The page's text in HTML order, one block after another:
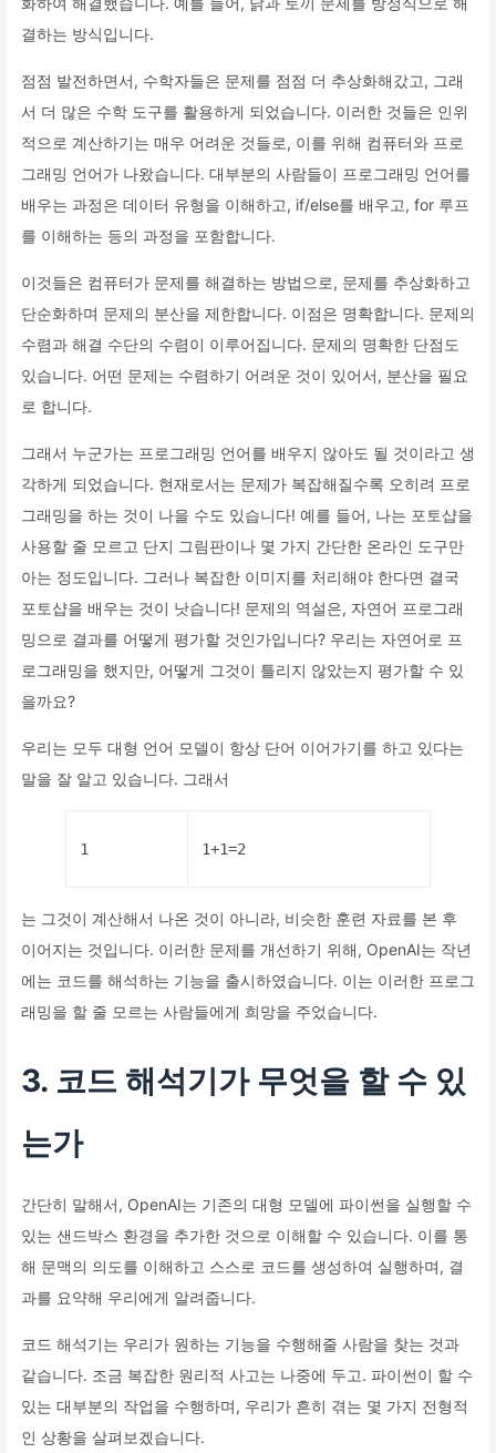
결하는 방식입니다.
점점 발전하면서, 수학자들은 문제를 점점 더 추상화해갔고, 그래
서 더 많은 수학 도구를 활용하게 되었습니다. 이러한 것들은 인위
적으로 계산하기는 매우 어려운 것들로, 이를 위해 컴퓨터와 프로
그래밍 언어가 나왔습니다. 대부분의 사람들이 프로그래밍 언어를
배우는 과정은 데이터 유형을 이해하고, if/else를 배우고, for 루프
를 이해하는 등의 과정을 포함합니다.
이것들은 컴퓨터가 문제를 해결하는 방법으로, 문제를 추상화하고
단순화하며 문제의 분산을 제한합니다. 이점은 명확합니다. 문제의
수렴과 해결 수단의 수렴이 이루어집니다. 문제의 명확한 단점도
있습니다. 어떤 문제는 수렴하기 어려운 것이 있어서, 분산을 필요
로 합니다.
그래서 누군가는 프로그래밍 언어를 배우지 않아도 될 것이라고 생
각하게 되었습니다. 현재로서는 문제가 복잡해질수록 오히려 프로
그래밍을 하는 것이 나을 수도 있습니다! 예를 들어, 나는 포토샵을
사용할 줄 모르고 단지 그림판이나 몇 가지 간단한 온라인 도구만
아는 정도입니다. 그러나 복잡한 이미지를 처리해야 한다면 결국
포토샵을 배우는 것이 낫습니다! 문제의 역설은, 자연어 프로그래
밍으로 결과를 어떻게 평가할 것인가입니다? 우리는 자연어로 프
로그래밍을 했지만, 어떻게 그것이 틀리지 않았는지 평가할 수 있
을까요?
우리는 모두 대형 언어 모델이 항상 단어 이어가기를 하고 있다는
말을 잘 알고 있습니다. 그래서
1 1+1=2
는 그것이 계산해서 나온 것이 아니라, 비슷한 훈련 자료를 본 후
이어지는 것입니다. 이러한 문제를 개선하기 위해, OpenAI는 작년
에는 코드를 해석하는 기능을 출시하였습니다. 이는 이러한 프로그
래밍을 할 줄 모르는 사람들에게 희망을 주었습니다.
3. 코드 해석기가 무엇을 할 수 있
는가
간단히 말해서, OpenAI는 기존의 대형 모델에 파이썬을 실행할 수
있는 샌드박스 환경을 추가한 것으로 이해할 수 있습니다. 이를 통
해 문맥의 의도를 이해하고 스스로 코드를 생성하여 실행하며, 결
과를 요약해 우리에게 알려줍니다.
코드 해석기는 우리가 원하는 기능을 수행해줄 사람을 찾는 것과
같습니다. 조금 복잡한 원리적 사고는 나중에 두고. 파이썬이 할 수
있는 대부분의 작업을 수행하며, 우리가 흔히 겪는 몇 가지 전형적
인 상황을 살펴보겠습니다.